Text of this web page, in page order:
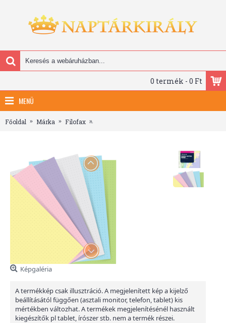
0 termék - 0 Ft
MENÜ
Főoldal Márka Filofax
Képgaléria
A termékkép csak illusztráció. A megjelenített kép a kijelző
beállításától függően (asztali monitor, telefon, tablet) kis
mértékben változhat. A termékek megjelenítésénél használt
kiegészítők pl tablet, írószer stb. nem a termék részei.